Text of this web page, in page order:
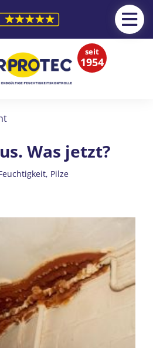
seit
1954
Was jetzt?
Pilze